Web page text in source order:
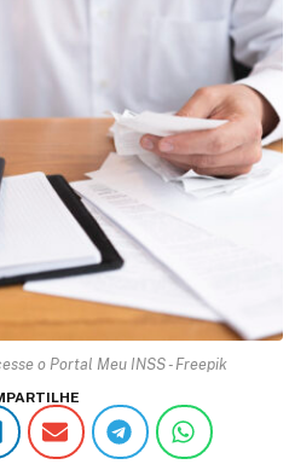
o Portal Meu INSS - Freepik